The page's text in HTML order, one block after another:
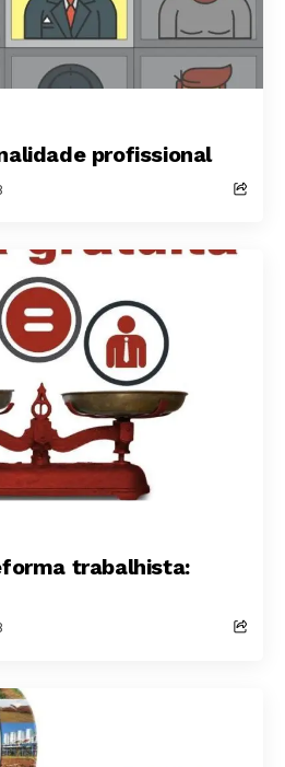
profissional
trabalhista: